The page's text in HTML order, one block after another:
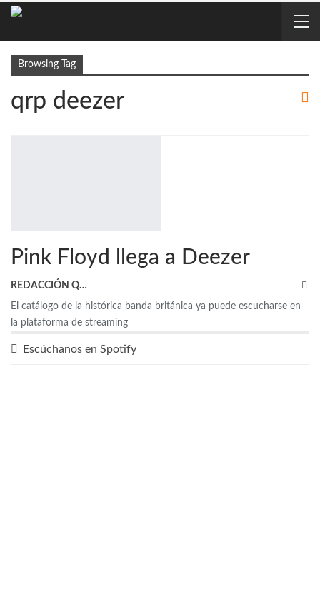
Browsing Tag
qrp deezer
Pink Floyd llega a Deezer
REDACCIÓN QRP
El catálogo de la histórica banda británica ya puede escucharse en
la plataforma de streaming
Escúchanos en Spotify